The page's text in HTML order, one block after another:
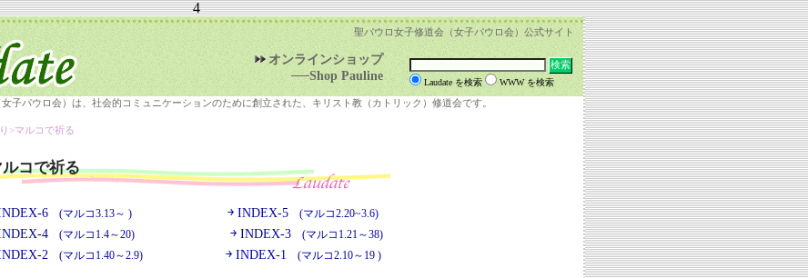
4
聖パウロ女子修道会（女子パウロ会）公式サイト
オンラインショップ
──Shop Pauline
Laudate を検索 WWW を検索
子パウロ会）は、社会的コミュニケーションのために創立された、キリスト教（カトリック）修道会です。
>マルコで祈る
ルコで祈る
6 (マルコ3.13～ ) ￫ INDEX-5 (マルコ2.20~3.6)
4 (マルコ1.4～20) ￫ INDEX-3 (マルコ1.21～38)
2 (マルコ1.40～2.9) ￫ INDEX-1 (マルコ2.10～19 )